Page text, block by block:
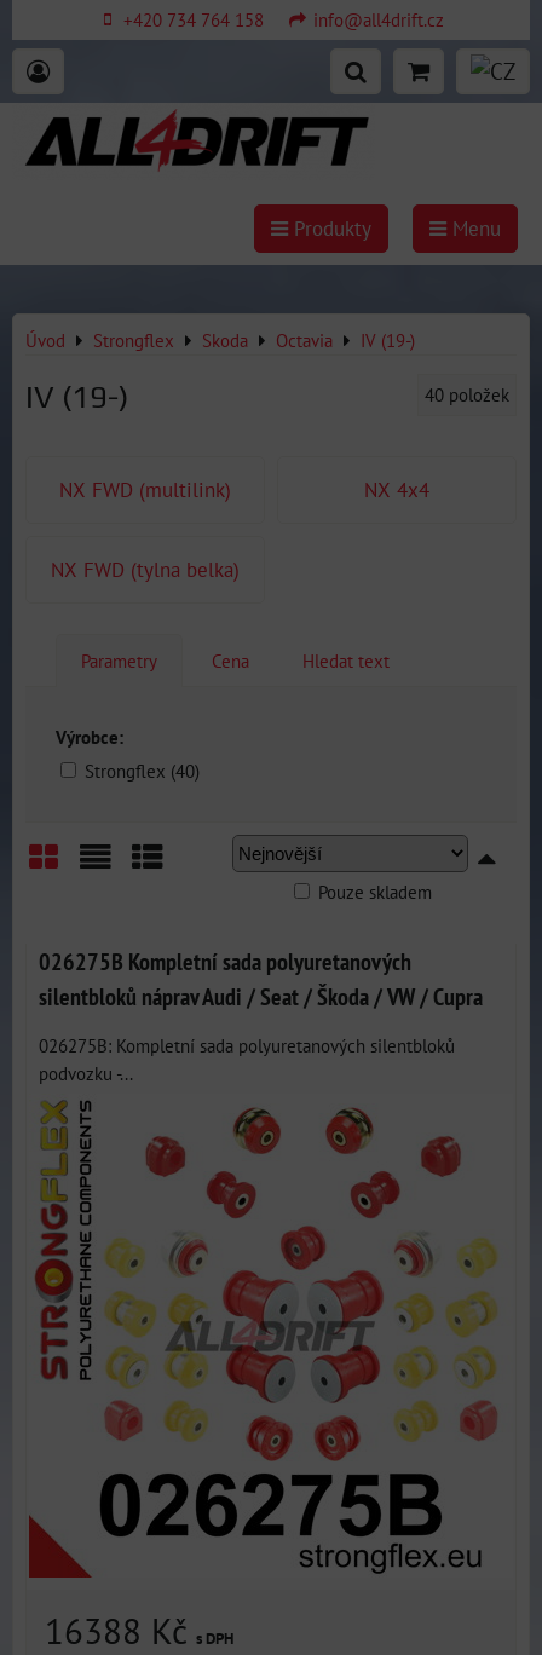
+420 734 764 158 info@all4drift.cz
Produkty Menu
Úvod Strongflex Skoda Octavia IV (19-)
IV (19-) 40 položek
NX FWD (multilink) NX 4x4
NX FWD (tylna belka)
Parametry Cena Hledat text
Výrobce:
Strongflex (40)
Pouze skladem
026275B Kompletní sada polyuretanových
silentbloků náprav Audi / Seat / Škoda / VW / Cupra
026275B: Kompletní sada polyuretanových silentbloků
podvozku -...
16388 Kč s DPH